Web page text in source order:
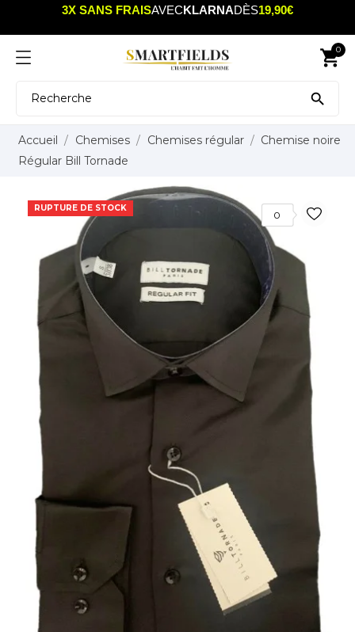
3X SANS FRAISAVECKLARNADÈS19,90€
shopping_cart
0

Accueil Chemises Chemises régular
Chemise noire
Régular Bill Tornade
RUPTURE DE STOCK
0